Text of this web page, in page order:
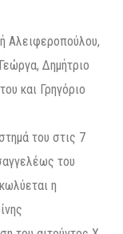
Αλειφεροπούλου,
Δημήτριο
και Γρηγόριο
του στις 7
του
η